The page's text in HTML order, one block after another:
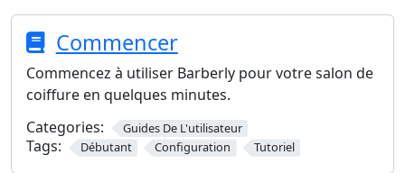
Commencer
Commencez à utiliser Barberly pour votre salon de
coiffure en quelques minutes.
Categories:
Guides De L'utilisateur
Tags: Débutant Configuration Tutoriel